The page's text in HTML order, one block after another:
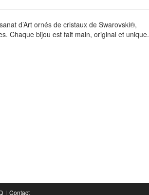
d’Art ornés de cristaux de Swarovski®,
Chaque bijou est fait main, original et unique.
Contact